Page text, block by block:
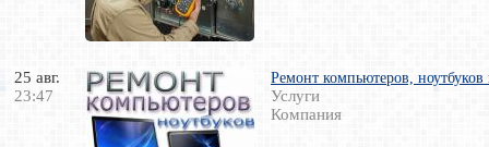
25 авг.
23:47
Ремонт компьютеров,
Услуги
Компания